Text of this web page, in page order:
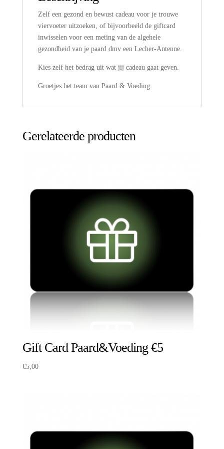
Zelf een gezond en bewust cadeau voor je trouwe
viervoeter uitzoeken, of bijvoorbeeld de giftcard
inwisselen voor een meting van de algehele
gezondheid van je paard dmv een Lecher-Antenne.
Kies zelf het bedrag uit wat jij cadeau gaat geven.
Groetjes het team van Paard & Voeding
Gerelateerde producten
Gift Card Paard&Voeding €5
€5,00